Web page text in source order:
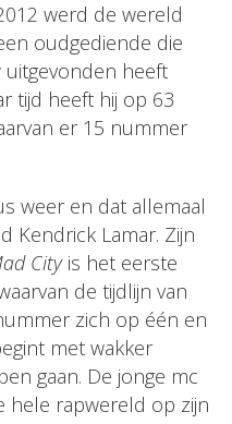
werd de wereld
oudgediende die
heeft
tijd heeft hij op 63
er 15 nummer
weer en dat allemaal
Kendrick Lamar. Zijn
Cityis het eerste
de tijdlijn van
zich op één en
met wakker
gaan. De jonge mc
hele rapwereld op zijn